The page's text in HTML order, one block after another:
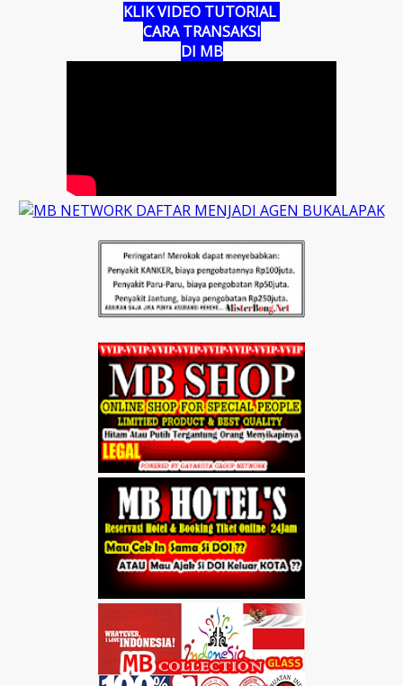
KLIK VIDEO TUTORIAL
CARA TRANSAKSI
DI MB